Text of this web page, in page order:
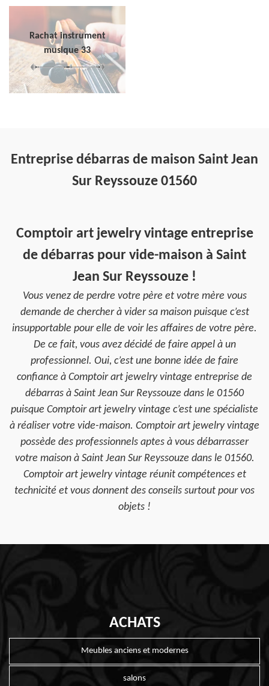
Rachat instrument
musique 33
Entreprise débarras de maison Saint Jean
Sur Reyssouze 01560
Comptoir art jewelry vintage entreprise
de débarras pour vide-maison à Saint
Jean Sur Reyssouze !
Vous venez de perdre votre père et votre mère vous
demande de chercher à vider sa maison puisque c’est
insupportable pour elle de voir les affaires de votre père.
De ce fait, vous avez décidé de faire appel à un
professionnel. Oui, c’est une bonne idée de faire
confiance à Comptoir art jewelry vintage entreprise de
débarras à Saint Jean Sur Reyssouze dans le 01560
puisque Comptoir art jewelry vintage c’est une spécialiste
à réaliser votre vide-maison. Comptoir art jewelry vintage
possède des professionnels aptes à vous débarrasser
votre maison à Saint Jean Sur Reyssouze dans le 01560.
Comptoir art jewelry vintage réunit compétences et
technicité et vous donnent des conseils surtout pour vos
objets !
ACHATS
Meubles anciens et modernes
salons